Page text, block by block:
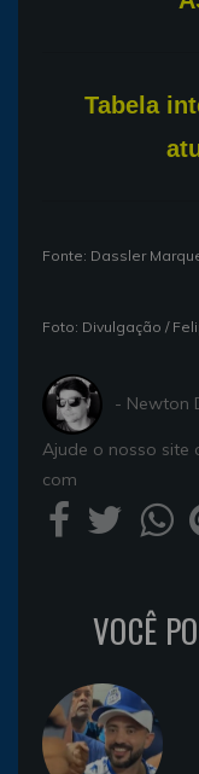
Tabela
Fonte: Dassler
Foto: Divulgação /
- Newton
Ajude o nosso
com
VOCÊ